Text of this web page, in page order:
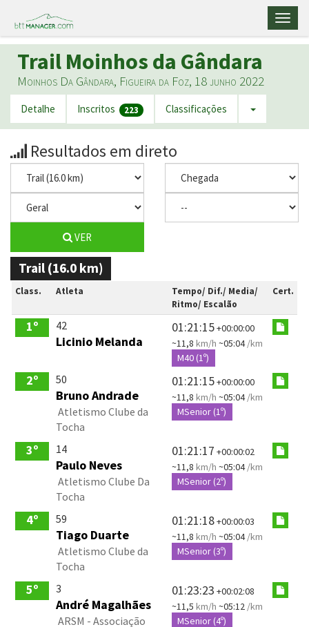
Trail Moinhos da Gândara
Moinhos Da Gândara, Figueira da Foz, 18 junho 2022
Detalhe Inscritos 223 Classificações
Resultados em direto
VER
Trail (16.0 km)
Class. Atleta
Tempo/ Dif./ Media/
Ritmo/ Escalão
Cert.
1º 42
Licinio Melanda
01:21:15+00:00:00
~11,8 km/h ~05:04/km
M40 (1º)
2º 50
Bruno Andrade
Atletismo Clube da
Tocha
01:21:15+00:00:00
~11,8 km/h ~05:04/km
MSenior (1º)
3º 14
Paulo Neves
Atletismo Clube Da
Tocha
01:21:17 +00:00:02
~11,8 km/h ~05:04/km
MSenior (2º)
4º 59
Tiago Duarte
Atletismo Clube da
Tocha
01:21:18+00:00:03
~11,8 km/h ~05:04/km
MSenior (3º)
5º 3
André Magalhães
ARSM - Associação
01:23:23 +00:02:08
~11,5 km/h ~05:12 /km
MSenior (4º)